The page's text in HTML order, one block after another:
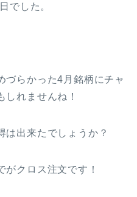
でした。
づらかった4月銘柄にチャ
しれませんね！
は出来たでしょうか？
クロス注文です！